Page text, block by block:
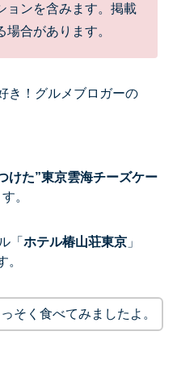
ョンを含みます。掲載
合があります。
き！グルメブロガーの
けた”東京雲海チーズケー
。
「 ホテル椿山荘東京 」
。
そく食べてみましたよ。